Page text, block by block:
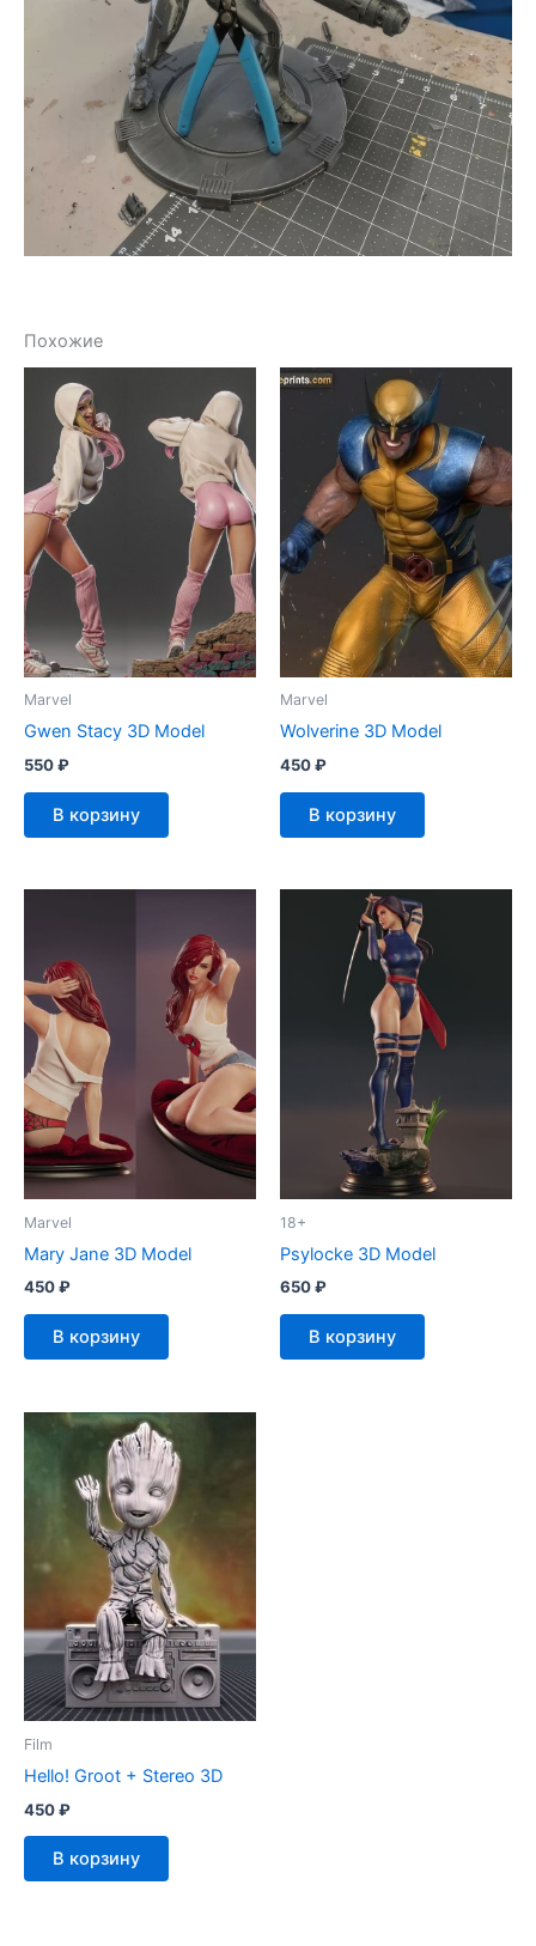
Похожие
Marvel
Gwen Stacy 3D Model
550₽
В корзину
Marvel
Wolverine 3D Model
450₽
В корзину
Marvel
Mary Jane 3D Model
450₽
В корзину
18+
Psylocke 3D Model
650₽
В корзину
Film
Hello! Groot + Stereo 3D
450₽
В корзину